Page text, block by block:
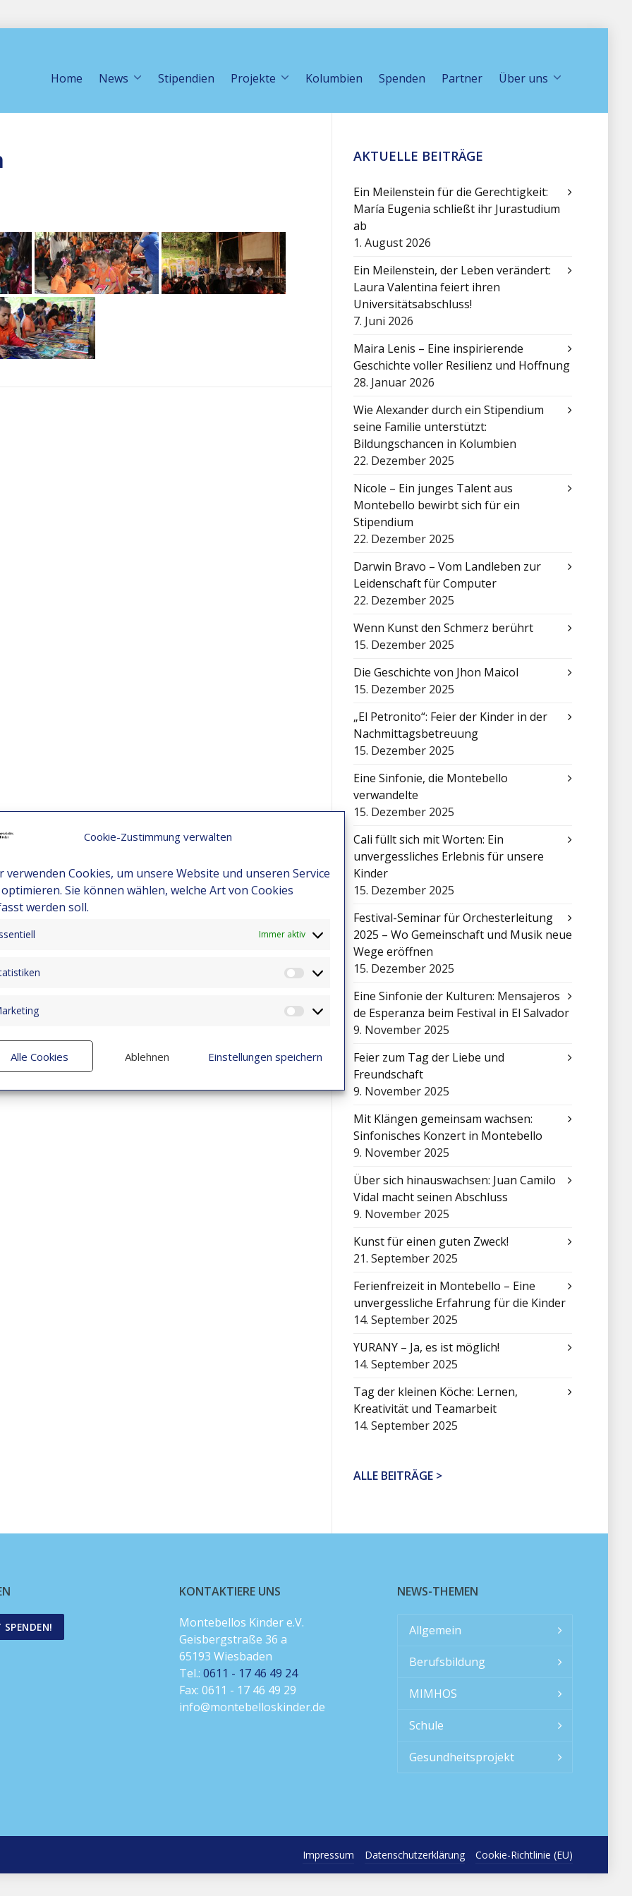
Cookie-Zustimmung verwalten
verwenden Cookies, um unsere Website und unseren Service
Sie können wählen, welche Art von Cookies
werden soll.
Immer aktiv
Statistiken
Marketing
Alle Cookies Ablehnen Einstellungen speichern
Home News Stipendien Projekte Kolumbien Spenden Partner Über uns
AKTUELLE BEITRÄGE
Ein Meilenstein für die Gerechtigkeit:
María Eugenia schließt ihr Jurastudium
ab
1. August 2026
Ein Meilenstein, der Leben verändert:
Laura Valentina feiert ihren
Universitätsabschluss!
7. Juni 2026
Maira Lenis – Eine inspirierende
Geschichte voller Resilienz und Hoffnung
28. Januar 2026
Wie Alexander durch ein Stipendium
seine Familie unterstützt:
Bildungschancen in Kolumbien
22. Dezember 2025
Nicole – Ein junges Talent aus
Montebello bewirbt sich für ein
Stipendium
22. Dezember 2025
Darwin Bravo – Vom Landleben zur
Leidenschaft für Computer
22. Dezember 2025
Wenn Kunst den Schmerz berührt
15. Dezember 2025
Die Geschichte von Jhon Maicol
15. Dezember 2025
„El Petronito“: Feier der Kinder in der
Nachmittagsbetreuung
15. Dezember 2025
Eine Sinfonie, die Montebello
verwandelte
15. Dezember 2025
Cali füllt sich mit Worten: Ein
unvergessliches Erlebnis für unsere
Kinder
15. Dezember 2025
Festival-Seminar für Orchesterleitung
2025 – Wo Gemeinschaft und Musik neue
Wege eröffnen
15. Dezember 2025
Eine Sinfonie der Kulturen: Mensajeros
de Esperanza beim Festival in El Salvador
9. November 2025
Feier zum Tag der Liebe und
Freundschaft
9. November 2025
Mit Klängen gemeinsam wachsen:
Sinfonisches Konzert in Montebello
9. November 2025
Über sich hinauswachsen: Juan Camilo
Vidal macht seinen Abschluss
9. November 2025
Kunst für einen guten Zweck!
21. September 2025
Ferienfreizeit in Montebello – Eine
unvergessliche Erfahrung für die Kinder
14. September 2025
YURANY – Ja, es ist möglich!
14. September 2025
Tag der kleinen Köche: Lernen,
Kreativität und Teamarbeit
14. September 2025
ALLE BEITRÄGE >
SPENDEN!
KONTAKTIERE UNS
Montebellos Kinder e.V.
Geisbergstraße 36 a
65193 Wiesbaden
Tel.: 0611 - 17 46 49 24
Fax: 0611 - 17 46 49 29
info@montebelloskinder.de
NEWS-THEMEN
Allgemein
Berufsbildung
MIMHOS
Schule
Gesundheitsprojekt
Impressum Datenschutzerklärung Cookie-Richtlinie (EU)